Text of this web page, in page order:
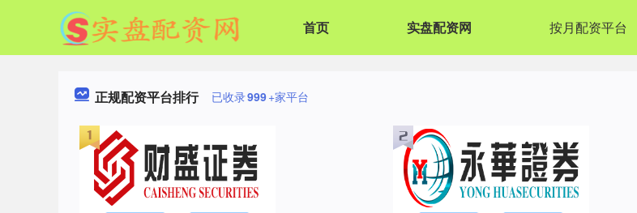
首页 实盘配资网 按月配资平台
正规配资平台排行 已收录999+家平台